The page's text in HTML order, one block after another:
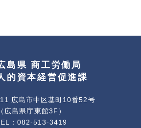
島県 商工労働局
的資本経営促進課
広島市中区基町10番52号
（広島県庁東館3F）
：082-513-3419